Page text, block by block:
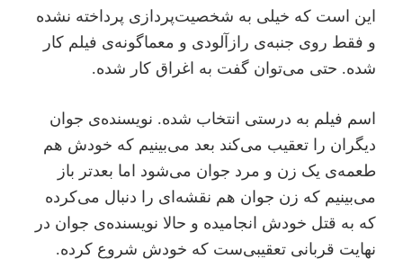
این است که خیلی به شخصیت‌پردازی پرداخته نشده
و فقط روی جنبه‌ی رازآلودی و معماگونه‌ی فیلم کار
شده. حتی می‌توان گفت به اغراق کار شده.
اسم فیلم به درستی انتخاب شده. نویسنده‌ی جوان
دیگران را تعقیب می‌کند بعد می‌بینیم که خودش هم
طعمه‌ی یک زن و مرد جوان می‌شود اما بعدتر باز
می‌بینیم که زن جوان هم نقشه‌ای را دنبال می‌کرده
که به قتل خودش انجامیده و حالا نویسنده‌ی جوان در
نهایت قربانی تعقیبی‌ست که خودش شروع کرده.